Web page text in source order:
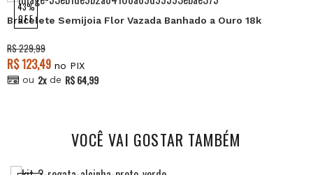
43%
OFF
Bracelete Semijoia Flor Vazada Banhado a Ouro 18k
R$ 229,99
R$ 123,49 no PIX
ou 2x de R$ 64,99
VOCÊ VAI GOSTAR TAMBÉM